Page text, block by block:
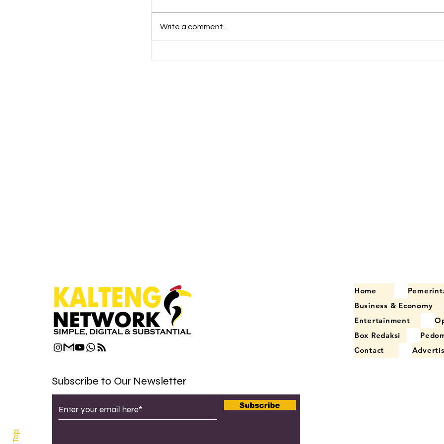
Write a comment...
Subscribe to Our Newsletter
Subscribe
Home
Business & Economy
Entertainment
Box Redaksi
Contact